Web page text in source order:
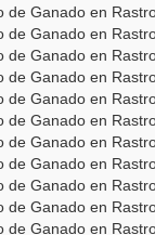
Ganado en
Ganado en
Ganado en
Ganado en
Ganado en
Ganado en
Ganado en
Ganado en
Ganado en
Ganado en
Ganado en